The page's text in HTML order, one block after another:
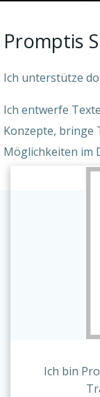
Promptis
Ich unterstütze
Ich entwerfe
Konzepte, bringe
Möglichkeiten im
Ich bin